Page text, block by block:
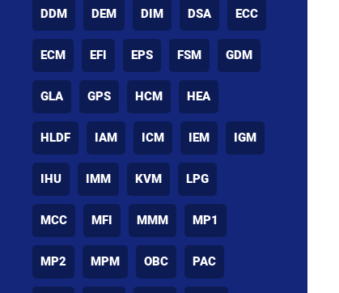
DDM DEM DIM DSA ECC
ECM EFI EPS FSM GDM
GLA GPS HCM HEA
HLDF IAM ICM IEM IGM
IHU IMM KVM LPG
MCC MFI MMM MP1
MP2 MPM OBC PAC